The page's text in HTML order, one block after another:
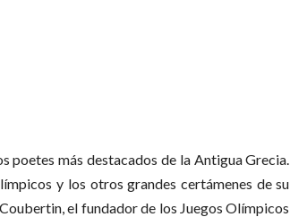
poetes más destacados de la Antigua Grecia.
y los otros grandes certámenes de su
el fundador de los Juegos Olímpicos